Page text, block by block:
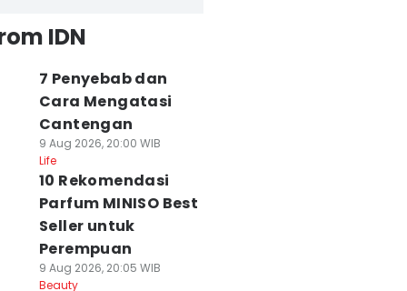
IDN
7 Penyebab dan
Cara Mengatasi
Cantengan
9 Aug 2026, 20:00 WIB
Life
10 Rekomendasi
Parfum MINISO Best
Seller untuk
Perempuan
9 Aug 2026, 20:05 WIB
Beauty